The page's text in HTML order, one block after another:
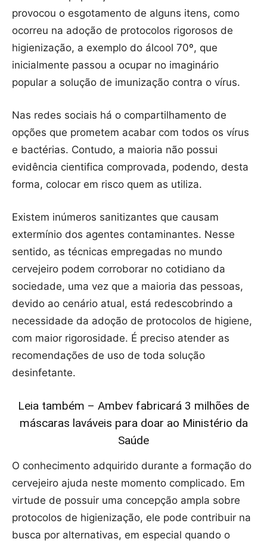
provocou o esgotamento de alguns itens, como
ocorreu na adoção de protocolos rigorosos de
higienização, a exemplo do álcool 70º, que
inicialmente passou a ocupar no imaginário
popular a solução de imunização contra o vírus.
Nas redes sociais há o compartilhamento de
opções que prometem acabar com todos os vírus
e bactérias. Contudo, a maioria não possui
evidência cientifica comprovada, podendo, desta
forma, colocar em risco quem as utiliza.
Existem inúmeros sanitizantes que causam
extermínio dos agentes contaminantes. Nesse
sentido, as técnicas empregadas no mundo
cervejeiro podem corroborar no cotidiano da
sociedade, uma vez que a maioria das pessoas,
devido ao cenário atual, está redescobrindo a
necessidade da adoção de protocolos de higiene,
com maior rigorosidade. É preciso atender as
recomendações de uso de toda solução
desinfetante.
Leia também – Ambev fabricará 3 milhões de
máscaras laváveis para doar ao Ministério da
Saúde
O conhecimento adquirido durante a formação do
cervejeiro ajuda neste momento complicado. Em
virtude de possuir uma concepção ampla sobre
protocolos de higienização, ele pode contribuir na
busca por alternativas, em especial quando o